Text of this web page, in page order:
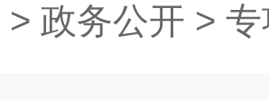
> 政务公开 >